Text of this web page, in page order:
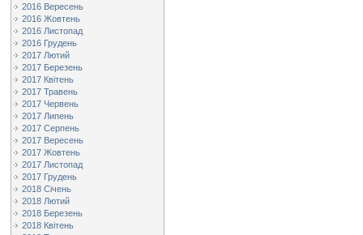
2016 Вересень
2016 Жовтень
2016 Листопад
2016 Грудень
2017 Лютий
2017 Березень
2017 Квітень
2017 Травень
2017 Червень
2017 Липень
2017 Серпень
2017 Вересень
2017 Жовтень
2017 Листопад
2017 Грудень
2018 Січень
2018 Лютий
2018 Березень
2018 Квітень